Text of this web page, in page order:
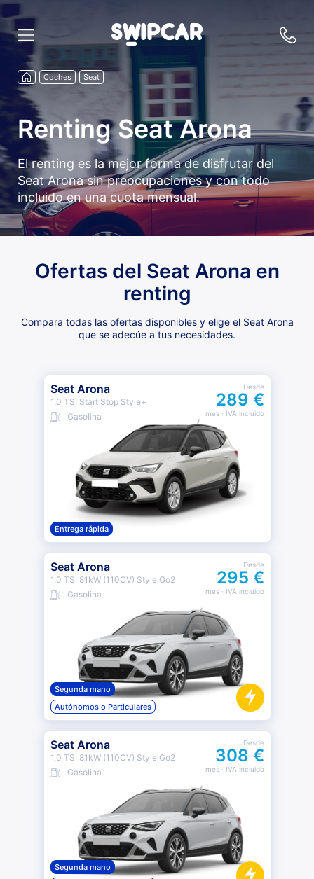
Coches Seat
Renting Seat Arona
El renting es la mejor forma de disfrutar del
Seat Arona sin preocupaciones y con todo
incluido en una cuota mensual.
Ofertas del Seat Arona en
renting
Compara todas las ofertas disponibles y elige el Seat Arona
que se adecúe a tus necesidades.
Seat Arona
1.0 TSI Start Stop Style+
Gasolina
Desde
289 €
mes· IVA incluido
Entrega rápida
Seat Arona
1.0 TSI 81kW (110CV) Style Go2
Gasolina
Desde
295 €
mes· IVA incluido
Segunda mano
Autónomos o Particulares
Seat Arona
1.0 TSI 81kW (110CV) Style Go2
Gasolina
Desde
308 €
mes· IVA incluido
Segunda mano